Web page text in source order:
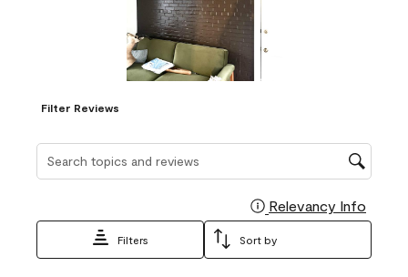
Filter Reviews
Relevancy Info
Filters Sort by